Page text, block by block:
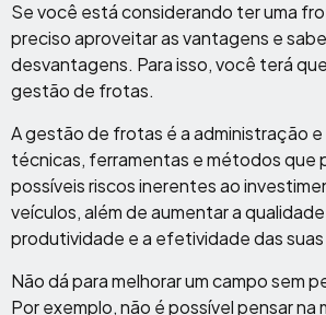
Se você está considerando ter uma
preciso aproveitar as vantagens e
desvantagens. Para isso, você terá
gestão de frotas.
A gestão de frotas é a administração
técnicas, ferramentas e métodos que
possíveis riscos inerentes ao
veículos, além de aumentar a
produtividade e a efetividade das
Não dá para melhorar um campo sem
Por exemplo, não é possível pensar